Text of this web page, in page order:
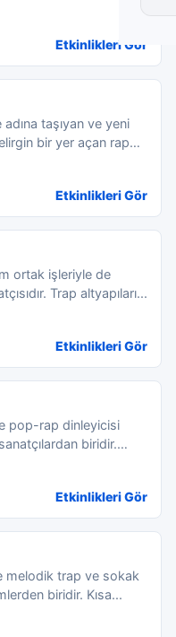
Etkinlikleri Gör
taşıyan ve yeni
bir yer açan rap
Etkinlikleri Gör
ortak işleriyle de
Trap altyapıları...
Etkinlikleri Gör
pop-rap dinleyicisi
biridir.
Etkinlikleri Gör
melodik trap ve sokak
biridir. Kısa...